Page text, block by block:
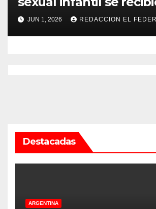
psicopedagogo dentro
Servicio Penitenciario
Rioja
JUN 1, 2026 REDACCION EL
Destacadas
ARGENTINA